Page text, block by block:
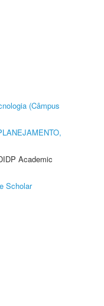
(Câmpus
Academic
Scholar